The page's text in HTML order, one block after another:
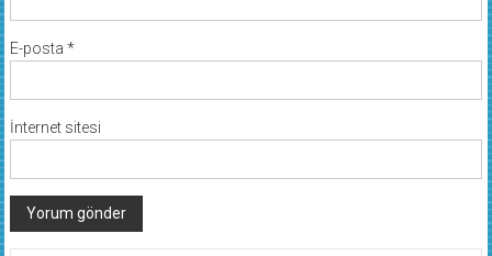
E-posta *
İnternet sitesi